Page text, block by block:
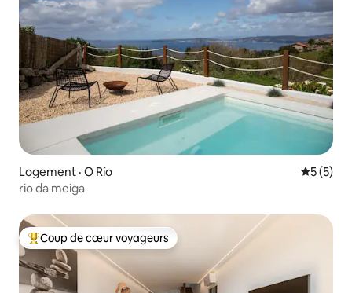
Logement · O Río Note
5 (5)
rio da meiga
Coup de cœur voyageurs parmi les plus aimés
Coup de cœur voyageurs